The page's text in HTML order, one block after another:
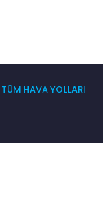
TÜM HAVA YOLLARI